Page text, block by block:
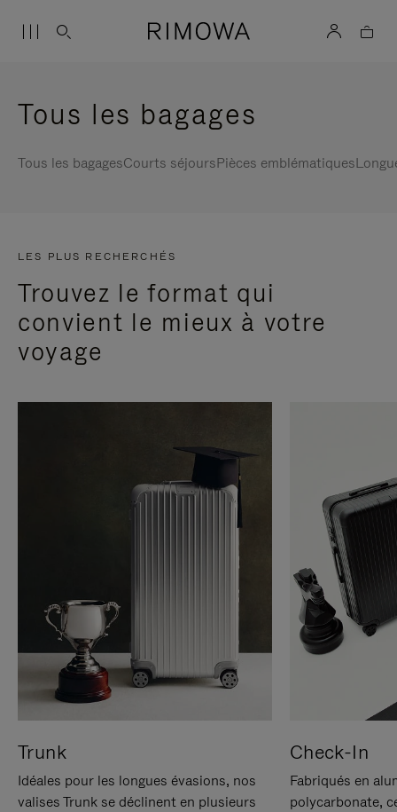
Tous les bagages
Tous les bagagesCourts séjoursPièces emblématiques
LES PLUS RECHERCHÉS
Trouvez le format qui
convient le mieux à votre
voyage
Trunk
Idéales pour les longues évasions, nos
valises Trunk se déclinent en plusieurs
Check-In
Fabriqués en
polycarbonate,